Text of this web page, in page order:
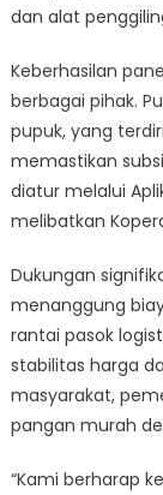
dan alat
Keberhasilan
berbagai pihak.
pupuk, yang
memastikan
diatur melalui
melibatkan
Dukungan
menanggung
rantai pasok
stabilitas harga
masyarakat,
pangan murah
“Kami berharap